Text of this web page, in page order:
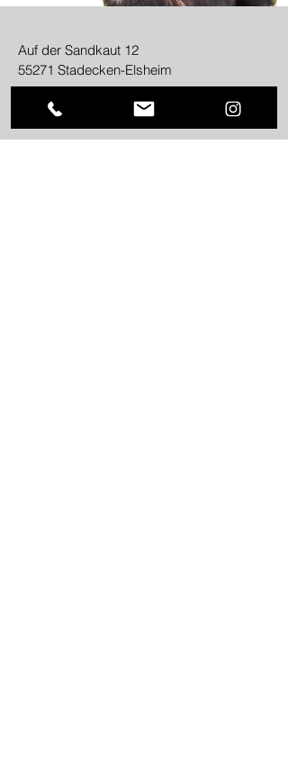
Auf der Sandkaut 12
55271 Stadecken-Elsheim